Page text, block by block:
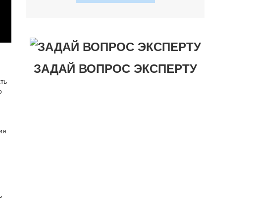
ЗАДАЙ ВОПРОС ЭКСПЕРТУ